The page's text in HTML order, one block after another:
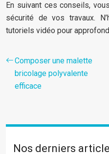
En suivant ces conseils,
sécurité de vos travaux.
tutoriels vidéo pour
Composer une malette
bricolage polyvalente
efficace
Nos derniers